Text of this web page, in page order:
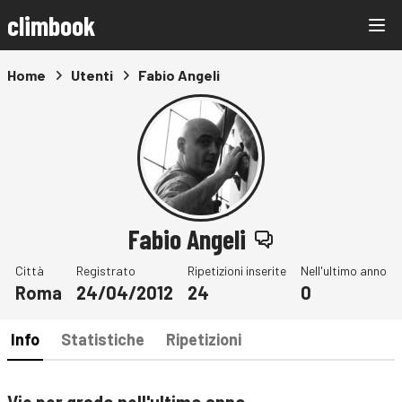
climbook
Home Utenti Fabio Angeli
Fabio Angeli
Città
Roma
Registrato
24/04/2012
Ripetizioni inserite
24
Nell'ultimo anno
0
Info Statistiche Ripetizioni